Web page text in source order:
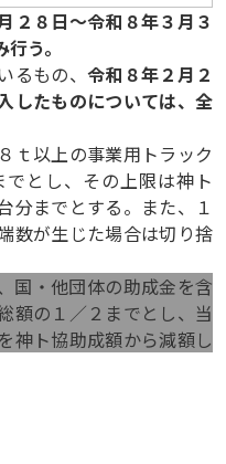
２８日～令和８年３月３
う。
るもの、令和８年２月２
したものについては、全
ｔ以上の事業用トラック
とし、その上限は神ト
分までとする。また、１
数が生じた場合は切り捨
国・他団体の助成金を含
額の１／２までとし、当
神ト協助成額から減額し